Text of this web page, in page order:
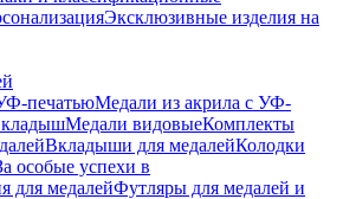
Эксклюзивные изделия на
печатьюМедали из акрила с УФ-
Медали видовыеКомплекты
Вкладыши для медалейКолодки
особые успехи в
для медалейФутляры для медалей и